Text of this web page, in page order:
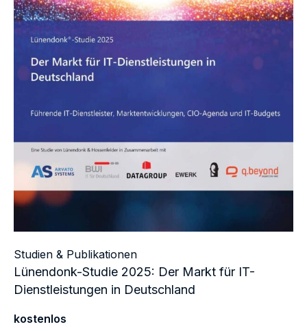
Studien & Publikationen
Lünendonk-Studie 2025: Der Markt für IT-
Dienstleistungen in Deutschland
kostenlos